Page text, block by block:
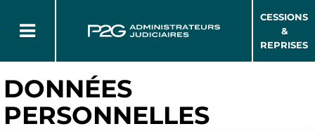
CESSIONS
&
REPRISES
DONNÉES
PERSONNELLES